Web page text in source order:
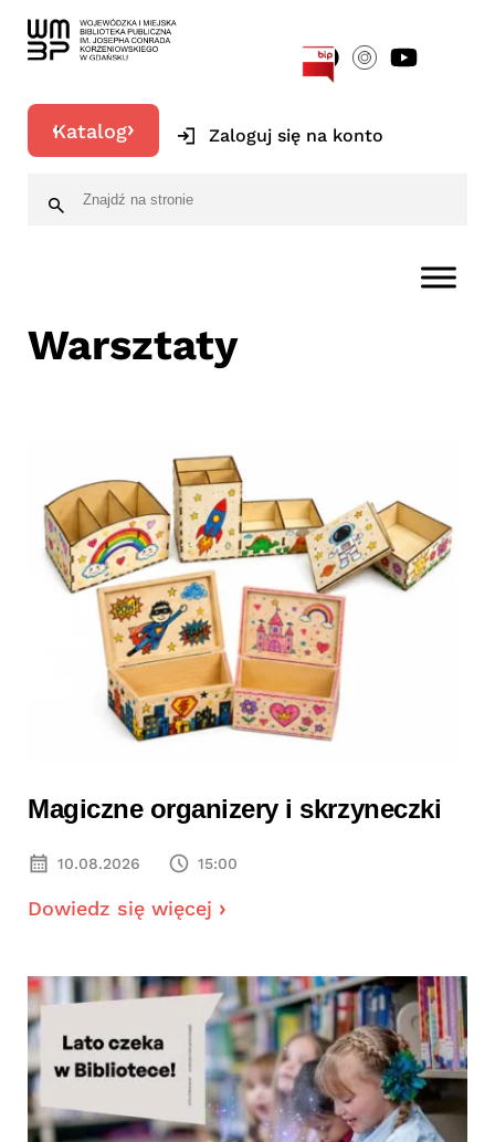
Katalog Zaloguj się na konto
Warsztaty
Magiczne organizery i skrzyneczki
10.08.2026 15:00
Dowiedz się więcej